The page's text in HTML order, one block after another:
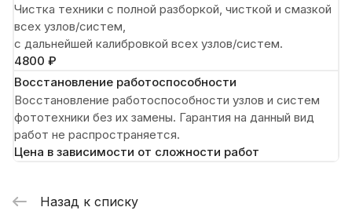
Чистка техники с полной разборкой, чисткой и смазкой
всех узлов/систем,
с дальнейшей калибровкой всех узлов/систем.
4800 ₽
Восстановление работоспособности
Восстановление работоспособности узлов и систем
фототехники без их замены. Гарантия на данный вид
работ не распространяется.
Цена в зависимости от сложности работ
Назад к списку